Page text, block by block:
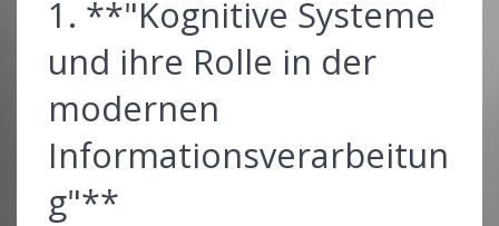
1. **"Kognitive Systeme
und ihre Rolle in der
modernen
Informationsverarbeitun
g"**